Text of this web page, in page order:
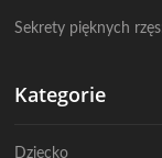
Sekrety pięknych
Kategorie
Dziecko